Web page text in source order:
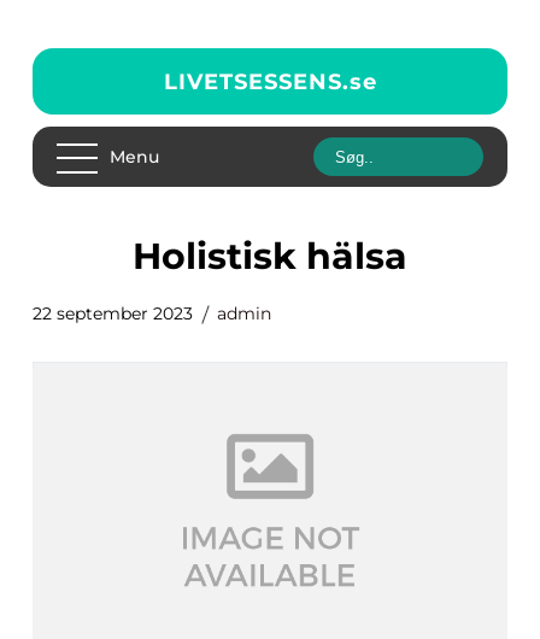
LIVETSESSENS.se
Menu
holistisk hälsa
22 september 2023 admin